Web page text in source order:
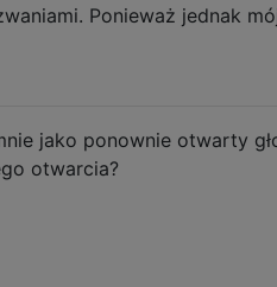
Ponieważ jednak
jako ponownie otwarty
otwarcia?